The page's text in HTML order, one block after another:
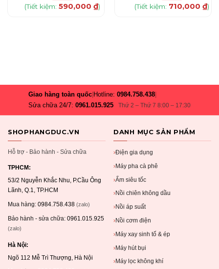
(Tiết kiệm:590,000₫) (Tiết kiệm: 710,000 ₫)
Giao hàng toàn quốc Hotline:0984.758.438
Sửa chữa 24/7:0961.015.925 Thứ 2 – Thứ 7 8:00 – 17:30
SHOPHANGDUC.VN
Hỗ trợ - Bảo hành - Sửa chữa
TPHCM:
53/2 Nguyễn Khắc Nhu, P.Cầu Ông
Lãnh, Q.1, TP.HCM
Mua hàng: 0984.758.438 (zalo)
Bảo hành - sửa chữa: 0961.015.925
(zalo)
Hà Nội:
Ngõ 112 Mễ Trì Thượng, Hà Nội
DANH MỤC SẢN PHẨM
›Điện gia dụng
›Máy pha cà phê
›Ấm siêu tốc
› Nồi chiên không dầu
› Nồi áp suất
› Nồi cơm điện
›Máy xay sinh tố & ép
›Máy hút bụi
› Máy lọc không khí